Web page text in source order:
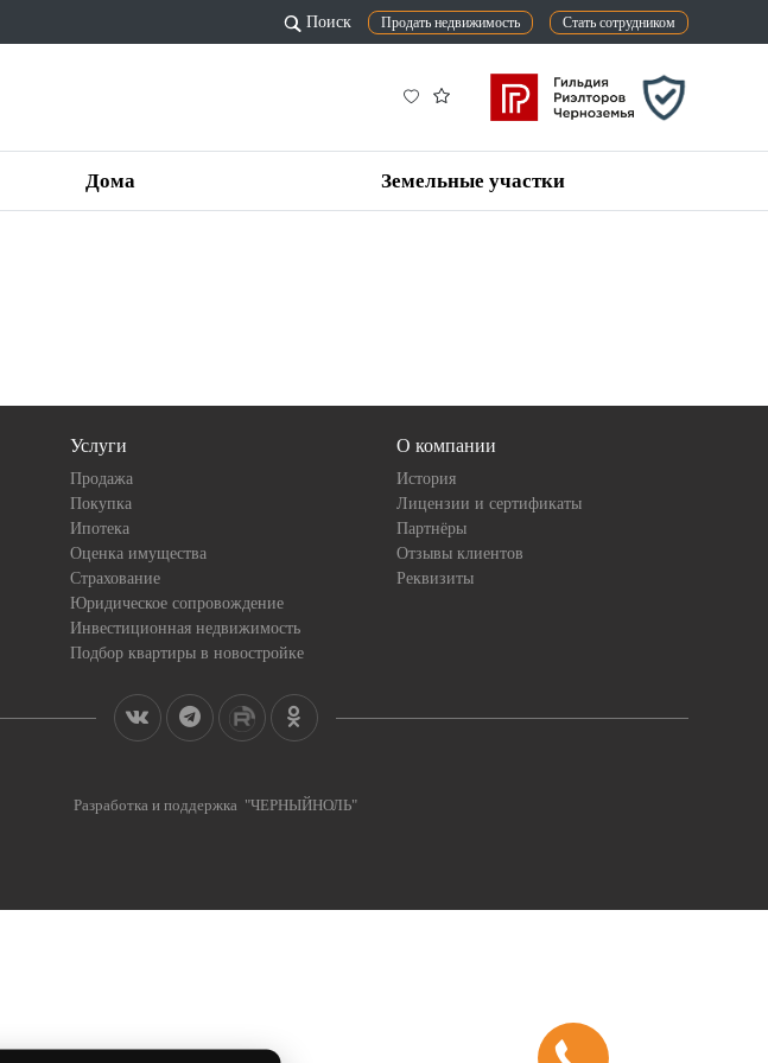
Поиск Продать недвижимость Стать сотрудником
Дома Земельные участки
Услуги
Продажа
Покупка
Ипотека
Оценка имущества
Страхование
Юридическое сопровождение
Инвестиционная недвижимость
Подбор квартиры в новостройке
О компании
История
Лицензии и сертификаты
Партнёры
Отзывы клиентов
Реквизиты
Разработка и поддержка "ЧЕРНЫЙНОЛЬ"